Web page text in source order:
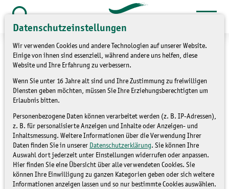
Datenschutzeinstellungen
Wir verwenden Cookies und andere Technologien auf unserer Website.
Einige von ihnen sind essenziell, während andere uns helfen, diese
Website und Ihre Erfahrung zu verbessern.
Wenn Sie unter 16 Jahre alt sind und Ihre Zustimmung zu freiwilligen
Diensten geben möchten, müssen Sie Ihre Erziehungsberechtigten um
Erlaubnis bitten.
Personenbezogene Daten können verarbeitet werden (z. B. IP-Adressen),
z. B. für personalisierte Anzeigen und Inhalte oder Anzeigen- und
Inhaltsmessung. Weitere Informationen über die Verwendung Ihrer
Daten finden Sie in unserer Datenschutzerklärung. Sie können Ihre
Auswahl dort jederzeit unter Einstellungen widerrufen oder anpassen.
Hier finden Sie eine Übersicht über alle verwendeten Cookies. Sie
können Ihre Einwilligung zu ganzen Kategorien geben oder sich weitere
Informationen anzeigen lassen und so nur bestimmte Cookies auswählen.
Zum
InhaltSuche
Service » Presse und Medien
»
Teilbereiche im
Schlosspark Wechselburg
sind weiterhin gesperrt.